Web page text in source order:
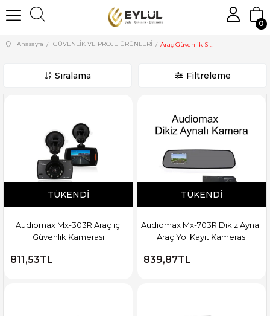
0
Anasayfa GÜVENLİK VE PROJE ÜRÜNLERİ
Filtreleme
Sıralama
TÜKENDI
Audiomax Mx-303R Araç içi
Güvenlik Kamerası
811,53TL
TÜKENDI
Audiomax Mx-703R Dikiz Aynalı
Araç Yol Kayıt Kamerası
839,87TL